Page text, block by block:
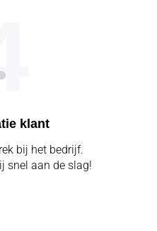
klant
bij het bedrijf.
snel aan de slag!